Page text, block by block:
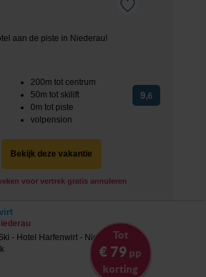
aan de piste in Niederau!
200m tot centrum
50m tot skilift
0m tot piste
volpension
9,6
Bekijk deze vakantie
voor vertrek gratis annuleren
Tot
€ 79 pp
korting